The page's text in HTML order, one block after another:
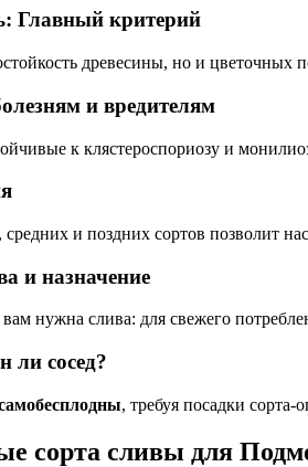
Главный критерий
древесины, но и цветочных
и вредителям
к клястероспориозу и
средних и поздних сортов позволит
и назначение
нужна слива: для свежего
ли сосед?
, требуя посадки
сорта сливы для